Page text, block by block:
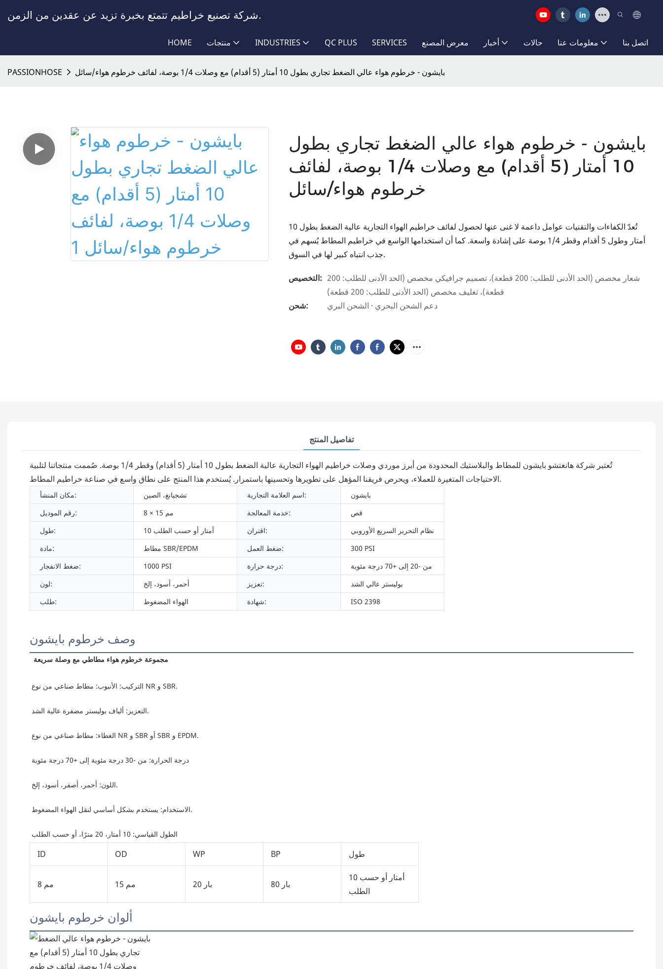
شركة تصنيع خراطيم تتمتع بخبرة تزيد عن عقدين من الزمن.
HOME منتجات INDUSTRIES QC PLUS SERVICES معرض المصنع أخبار حالات معلومات عنا اتصل بنا
PASSIONHOSE بايشون - خرطوم هواء عالي الضغط تجاري بطول 10 أمتار (5 أقدام) مع وصلات 1/4 بوصة، لفائف خرطوم هواء/سائل
بايشون - خرطوم هواء عالي الضغط تجاري بطول
10 أمتار (5 أقدام) مع وصلات 1/4 بوصة، لفائف
خرطوم هواء/سائل
تُعدّ الكفاءات والتقنيات عوامل داعمة لا غنى عنها لحصول لفائف خراطيم الهواء التجارية عالية الضغط بطول 10
أمتار وطول 5 أقدام وقطر 1/4 بوصة على إشادة واسعة. كما أن استخدامها الواسع في خراطيم المطاط يُسهم في
جذب انتباه كبير لها في السوق.
التخصيص: شعار مخصص (الحد الأدنى للطلب: 200 قطعة)، تصميم جرافيكي مخصص (الحد الأدنى للطلب: 200
قطعة)، تغليف مخصص (الحد الأدنى للطلب: 200 قطعة)
شحن:
دعم الشحن البحري · الشحن البري
تفاصيل المنتج
تُعتبر شركة هانغتشو بايشون للمطاط والبلاستيك المحدودة من أبرز موردي وصلات خراطيم الهواء التجارية عالية الضغط بطول 10 أمتار (5 أقدام) وقطر 1/4 بوصة. صُممت منتجاتنا لتلبية
الاحتياجات المتغيرة للعملاء، ويحرص فريقنا المؤهل على تطويرها وتحسينها باستمرار. يُستخدم هذا المنتج على نطاق واسع في صناعة خراطيم المطاط.
مكان المنشأ: تشجيانغ، الصين اسم العلامة التجارية:
بايشون
رقم الموديل:
8 × 15 مم خدمة المعالجة:
قص
طول:
10 أمتار أو حسب الطلب اقتران:
نظام التحرير السريع الأوروبي
مادة:
مطاط SBR/EPDM ضغط العمل:
300 PSI
ضغط الانفجار:
1000 PSI درجة حرارة:
من -20 إلى +70 درجة مئوية
لون:
أحمر، أسود، إلخ تعزيز:
بوليستر عالي الشد
طلب:
الهواء المضغوط شهادة: ISO 2398
وصف خرطوم بايشون
مجموعة خرطوم هواء مطاطي مع وصلة سريعة
التركيب: الأنبوب: مطاط صناعي من نوع NR و SBR.
التعزيز: ألياف بوليستر مضفرة عالية الشد.
الغطاء: مطاط صناعي من نوع NR و SBR أو SBR و EPDM.
درجة الحرارة: من -30 درجة مئوية إلى +70 درجة مئوية
اللون: أحمر، أصفر، أسود، إلخ.
الاستخدام: يستخدم بشكل أساسي لنقل الهواء المضغوط.
الطول القياسي: 10 أمتار، 20 مترًا، أو حسب الطلب
ID OD WP BP طول
8 مم 15 مم 20 بار 80 بار
10 أمتار أو حسب
الطلب
ألوان خرطوم بايشون